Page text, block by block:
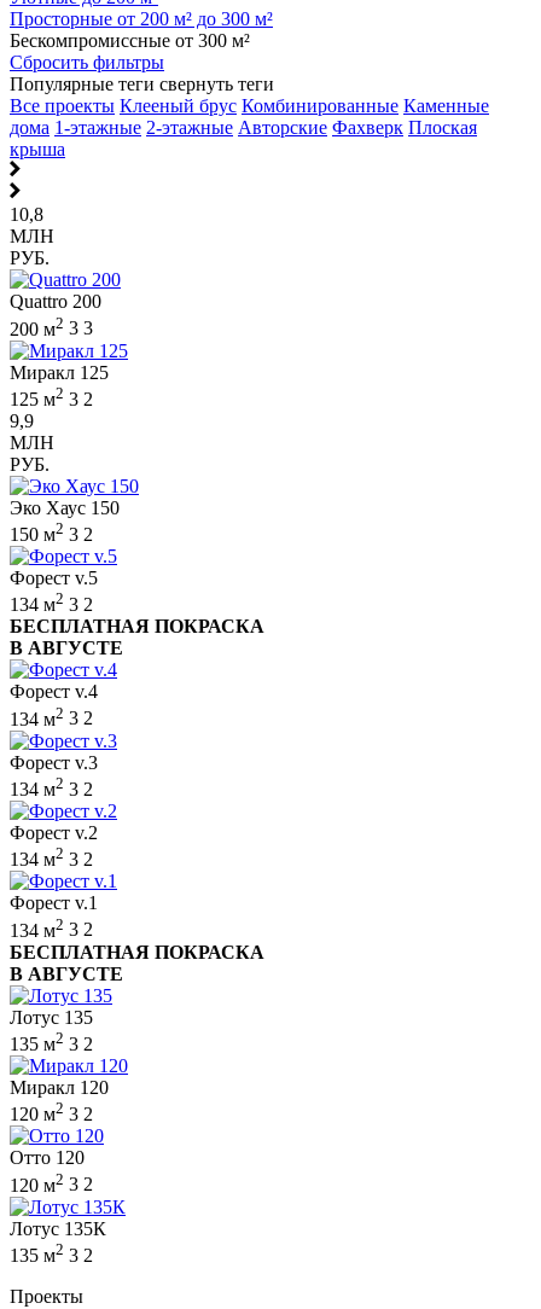
Просторные от 200 м² до 300 м²
Бескомпромиссные от 300 м²
Сбросить фильтры
Популярные теги свернуть теги
Все проекты Клееный брус Комбинированные Каменные
дома 1-этажные 2-этажные Авторские Фахверк Плоская
крыша
10,8
МЛН
РУБ.
Quattro 200
200 м2 3 3
Миракл 125
125 м2 3 2
9,9
МЛН
РУБ.
Эко Хаус 150
150 м2 3 2
Форест v.5
134 м2 3 2
БЕСПЛАТНАЯ ПОКРАСКА
В АВГУСТЕ
Форест v.4
134 м2 3 2
Форест v.3
134 м2 3 2
Форест v.2
134 м2 3 2
Форест v.1
134 м2 3 2
БЕСПЛАТНАЯ ПОКРАСКА
В АВГУСТЕ
Лотус 135
135 м2 3 2
Миракл 120
120 м2 3 2
Отто 120
120 м2 3 2
Лотус 135К
135 м2 3 2
Проекты